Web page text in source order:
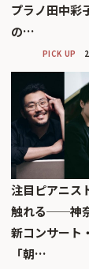
プラノ田中彩
の…
PICK UP
注目ピアニス
触れる──神
新コンサート
「朝…